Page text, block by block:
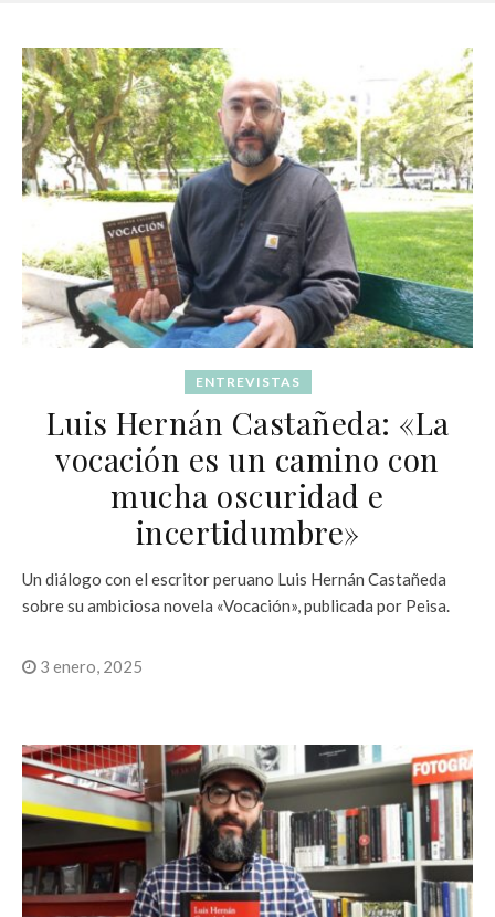
ENTREVISTAS
Luis Hernán Castañeda: «La
vocación es un camino con
mucha oscuridad e
incertidumbre»
Un diálogo con el escritor peruano Luis Hernán Castañeda
sobre su ambiciosa novela «Vocación», publicada por Peisa.
3 enero, 2025